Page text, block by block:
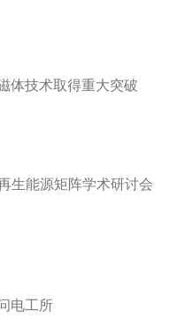
体技术取得重大突破
生能源矩阵学术研讨会
电工所